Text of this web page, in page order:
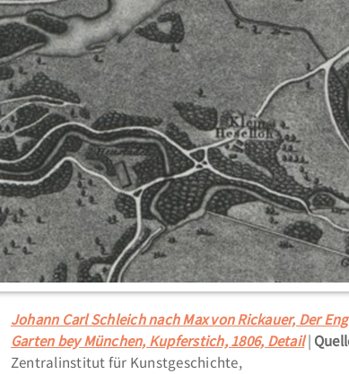
Johann Carl Schleich nach Max von Rickauer, Der
Garten bey München, Kupferstich, 1806, Detail
Zentralinstitut für Kunstgeschichte,